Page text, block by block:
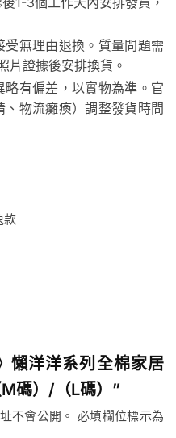
無理由退換。質量問題需
片證據後安排換貨。
有偏差，以實物為準。官
物流癱瘓）調整發貨時間
款
懶洋洋系列全棉家居
碼）/（L碼）”
不會公開。 必填欄位標示為